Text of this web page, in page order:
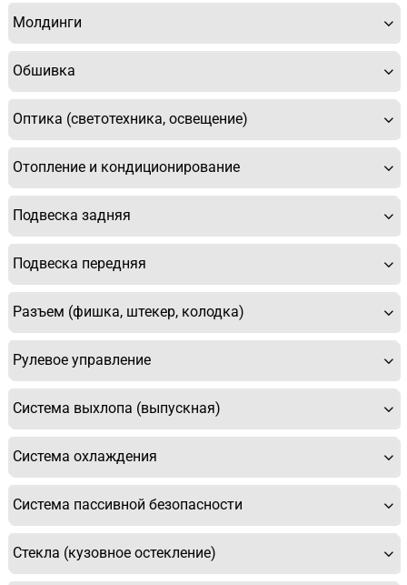
Молдинги
Обшивка
Оптика (светотехника, освещение)
Отопление и кондиционирование
Подвеска задняя
Подвеска передняя
Разъем (фишка, штекер, колодка)
Рулевое управление
Система выхлопа (выпускная)
Система охлаждения
Система пассивной безопасности
Стекла (кузовное остекление)